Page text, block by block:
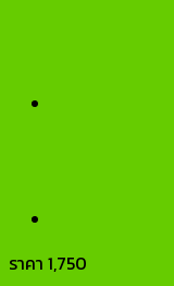
ราคา 1,750